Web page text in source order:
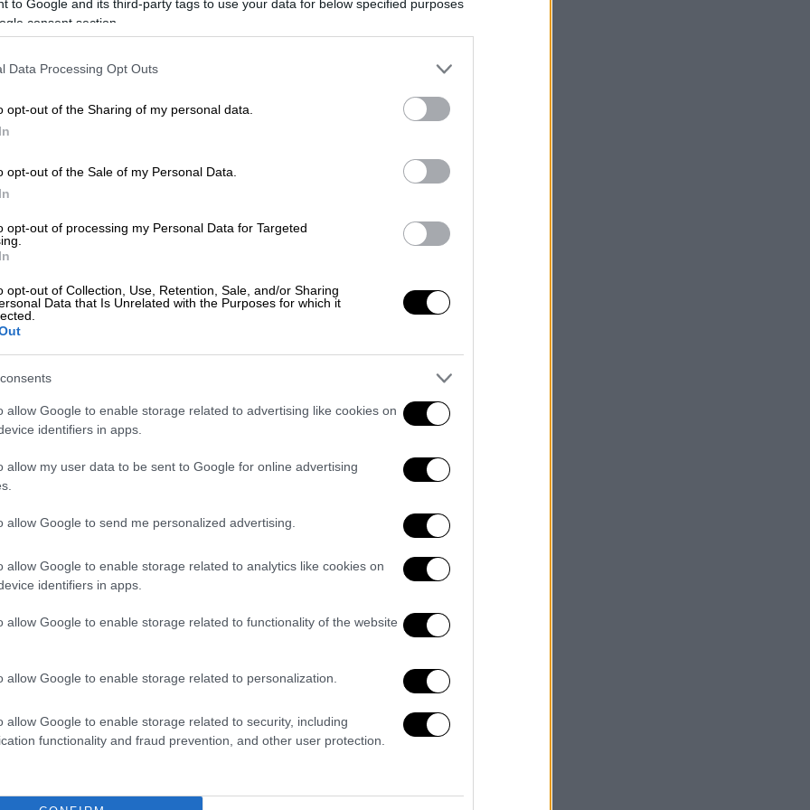
to Google and its third-party tags to use your data for below specified purposes
consent section.
Data Processing Opt Outs
opt-out of the Sharing of my personal data.
opt-out of the Sale of my Personal Data.
opt-out of processing my Personal Data for Targeted
opt-out of Collection, Use, Retention, Sale, and/or Sharing
Data that Is Unrelated with the Purposes for which it
allow Google to enable storage related to advertising like cookies on
identifiers in apps.
allow my user data to be sent to Google for online advertising
allow Google to send me personalized advertising.
allow Google to enable storage related to analytics like cookies on
identifiers in apps.
allow Google to enable storage related to functionality of the website
allow Google to enable storage related to personalization.
allow Google to enable storage related to security, including
functionality and fraud prevention, and other user protection.
Συγκλονίζει ο θρήνος μικρού
επί μακρόν μεβιοδιασπώμενα
Ύλης RIKEN και το
τους υλικό διασπάται πολύ πιο γρήγορα
στο
σε ένα δοχείο με αλμυρό νερό αφού
σχέδια γιαεμπορευματοποίηση, ο
ότι η έρευνά τους έχει
του τομέα των
να αναπτύξουν καινοτόμες λύσεις για την
μια προσπάθεια που
όπως η Παγκόσμια Ημέρα
dissolves in seawater within hours
τριπλασιαστεί έως το 2040, σύμφωνα με
των Ηνωμένων Εθνών,
τόνους αποβλήτων στους
πλανήτη στον οποίο θα ζήσουν. Είναι